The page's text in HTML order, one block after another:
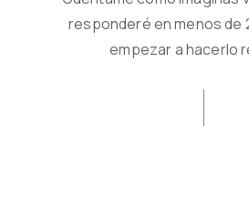
responderé en menos de
empezar a hacerlo